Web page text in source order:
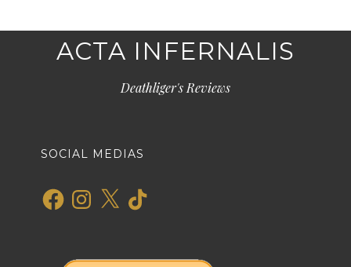
ACTA INFERNALIS
Deathliger's Reviews
SOCIAL MEDIAS
FacebookInstagram
X TikTok